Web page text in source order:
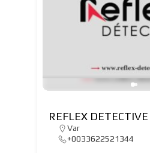
REFLEX DETECTIVE
Var
+0033622521344